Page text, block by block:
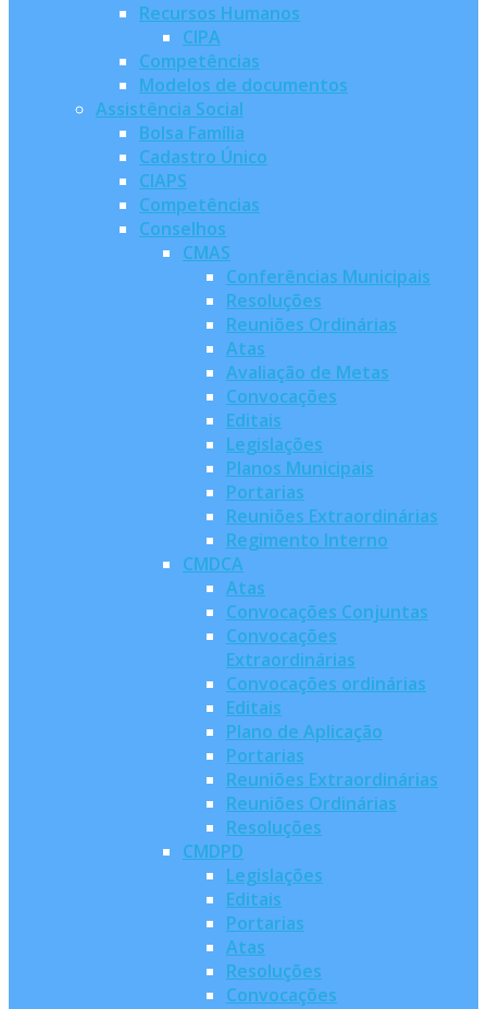
Recursos Humanos
CIPA
Competências
Modelos de documentos
Assistência Social
Bolsa Família
Cadastro Único
CIAPS
Competências
Conselhos
CMAS
Conferências Municipais
Resoluções
Reuniões Ordinárias
Atas
Avaliação de Metas
Convocações
Editais
Legislações
Planos Municipais
Portarias
Reuniões Extraordinárias
Regimento Interno
CMDCA
Atas
Convocações Conjuntas
Convocações
Extraordinárias
Convocações ordinárias
Editais
Plano de Aplicação
Portarias
Reuniões Extraordinárias
Reuniões Ordinárias
Resoluções
CMDPD
Legislações
Editais
Portarias
Atas
Resoluções
Convocações